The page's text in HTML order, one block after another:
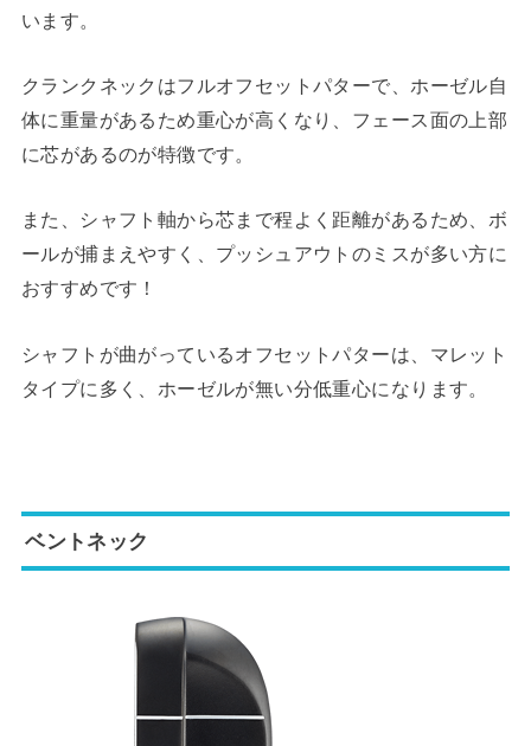
います。
クランクネックはフルオフセットパターで、ホーゼル自
体に重量があるため重心が高くなり、フェース面の上部
に芯があるのが特徴です。
また、シャフト軸から芯まで程よく距離があるため、ボ
ールが捕まえやすく、プッシュアウトのミスが多い方に
おすすめです！
シャフトが曲がっているオフセットパターは、マレット
タイプに多く、ホーゼルが無い分低重心になります。
ベントネック